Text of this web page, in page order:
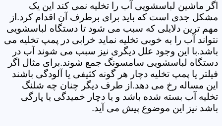
اگر ماشین لباسشویی آب را تخلیه نمی کند این یک
مشکل جدی است که باید برای برطرف آن اقدام کرد.از
مهم ترین دلایلی که سبب می شود تا دستگاه لباسشویی
نتواند آب را به خوبی تخلیه نماید خرابی در پمپ تخلیه می
باشد.با این وجود علل دیگری نیز سبب می شوند آب در
دستگاه لباسشویی سامسونگ جمع شوند.برای مثال اگر
فیلتر یا پمپ تخلیه دچار هر گونه کثیفی یا آلودگی باشند
این مساله رخ می دهد.از طرف دیگر چنان چه شلنگ
تخلیه آب بسته شده باشد و یا دچار خمیدگی یا پارگی
باشد نیز این موضوع پیش می آید.